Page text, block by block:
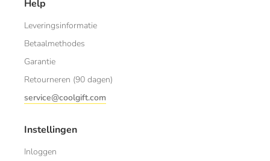
Help
Leveringsinformatie
Betaalmethodes
Garantie
Retourneren (90 dagen)
service@coolgift.com
Instellingen
Inloggen